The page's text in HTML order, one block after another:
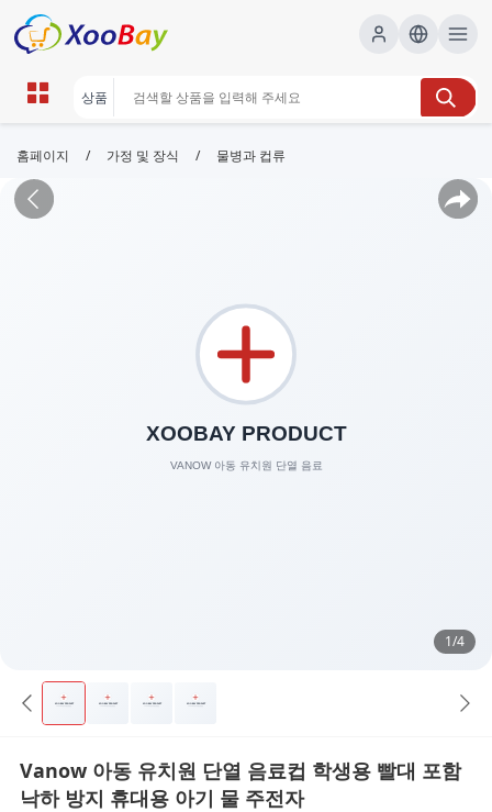
홈페이지 / 가정 및 장식 / 물병과 컵류
1/4
Vanow 아동 유치원 단열 음료컵 학생용 빨대 포함
낙하 방지 휴대용 아기 물 주전자